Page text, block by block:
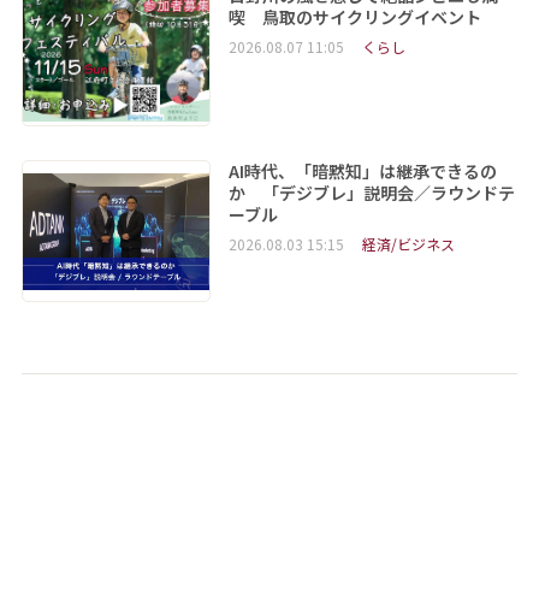
喫 鳥取のサイクリングイベント
2026.08.07 11:05 くらし
AI時代、「暗黙知」は継承できるの
か 「デジブレ」説明会／ラウンドテ
ーブル
2026.08.03 15:15 経済/ビジネス